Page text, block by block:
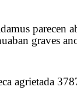
parecen
graves